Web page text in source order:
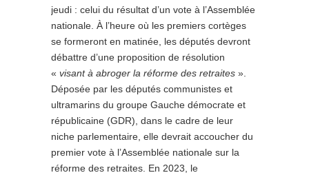
jeudi : celui du résultat d’un vote à l’Assemblée
nationale. À l’heure où les premiers cortèges
se formeront en matinée, les députés devront
débattre d’une proposition de résolution
« visant à abroger la réforme des retraites ».
Déposée par les députés communistes et
ultramarins du groupe Gauche démocrate et
républicaine (GDR), dans le cadre de leur
niche parlementaire, elle devrait accoucher du
premier vote à l’Assemblée nationale sur la
réforme des retraites. En 2023, le